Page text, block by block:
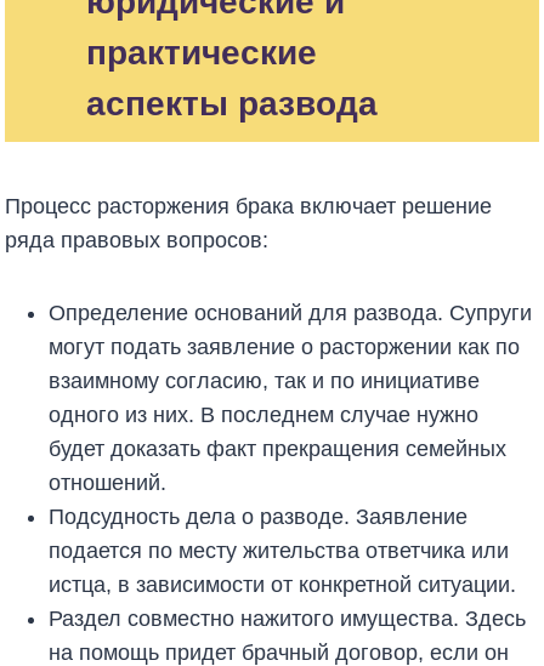
практические
аспекты развода
Процесс расторжения брака включает решение
ряда правовых вопросов:
Определение оснований для развода. Супруги
могут подать заявление о расторжении как по
взаимному согласию, так и по инициативе
одного из них. В последнем случае нужно
будет доказать факт прекращения семейных
отношений.
Подсудность дела о разводе. Заявление
подается по месту жительства ответчика или
истца, в зависимости от конкретной ситуации.
Раздел совместно нажитого имущества. Здесь
на помощь придет брачный договор, если он